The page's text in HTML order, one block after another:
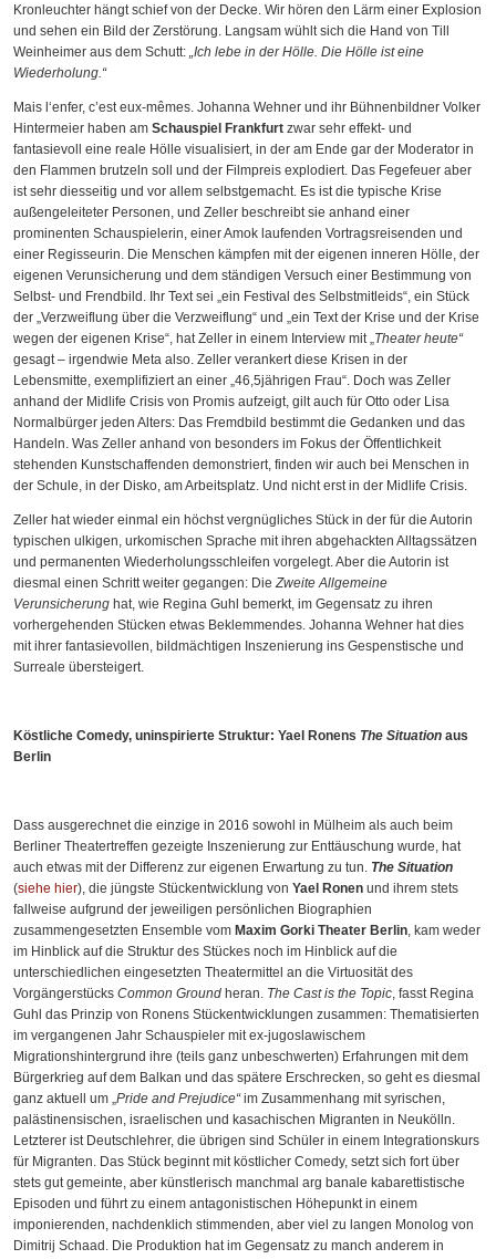
Kronleuchter hängt schief von der Decke. Wir hören den Lärm einer Explosion
und sehen ein Bild der Zerstörung. Langsam wühlt sich die Hand von Till
Weinheimer aus dem Schutt: „Ich lebe in der Hölle. Die Hölle ist eine
Wiederholung.“
Mais l‘enfer, c’est eux-mêmes. Johanna Wehner und ihr Bühnenbildner Volker
Hintermeier haben am Schauspiel Frankfurt zwar sehr effekt- und
fantasievoll eine reale Hölle visualisiert, in der am Ende gar der Moderator in
den Flammen brutzeln soll und der Filmpreis explodiert. Das Fegefeuer aber
ist sehr diesseitig und vor allem selbstgemacht. Es ist die typische Krise
außengeleiteter Personen, und Zeller beschreibt sie anhand einer
prominenten Schauspielerin, einer Amok laufenden Vortragsreisenden und
einer Regisseurin. Die Menschen kämpfen mit der eigenen inneren Hölle, der
eigenen Verunsicherung und dem ständigen Versuch einer Bestimmung von
Selbst- und Frendbild. Ihr Text sei „ein Festival des Selbstmitleids“, ein Stück
der „Verzweiflung über die Verzweiflung“ und „ein Text der Krise und der Krise
wegen der eigenen Krise“, hat Zeller in einem Interview mit „ Theater heute“
gesagt – irgendwie Meta also. Zeller verankert diese Krisen in der
Lebensmitte, exemplifiziert an einer „46,5jährigen Frau“. Doch was Zeller
anhand der Midlife Crisis von Promis aufzeigt, gilt auch für Otto oder Lisa
Normalbürger jeden Alters: Das Fremdbild bestimmt die Gedanken und das
Handeln. Was Zeller anhand von besonders im Fokus der Öffentlichkeit
stehenden Kunstschaffenden demonstriert, finden wir auch bei Menschen in
der Schule, in der Disko, am Arbeitsplatz. Und nicht erst in der Midlife Crisis.
Zeller hat wieder einmal ein höchst vergnügliches Stück in der für die Autorin
typischen ulkigen, urkomischen Sprache mit ihren abgehackten Alltagssätzen
und permanenten Wiederholungsschleifen vorgelegt. Aber die Autorin ist
diesmal einen Schritt weiter gegangen: Die Zweite Allgemeine
Verunsicherung hat, wie Regina Guhl bemerkt, im Gegensatz zu ihren
vorhergehenden Stücken etwas Beklemmendes. Johanna Wehner hat dies
mit ihrer fantasievollen, bildmächtigen Inszenierung ins Gespenstische und
Surreale übersteigert.
Köstliche Comedy, uninspirierte Struktur: Yael Ronens The Situation aus
Berlin
Dass ausgerechnet die einzige in 2016 sowohl in Mülheim als auch beim
Berliner Theatertreffen gezeigte Inszenierung zur Enttäuschung wurde, hat
auch etwas mit der Differenz zur eigenen Erwartung zu tun. The Situation
(siehe hier), die jüngste Stückentwicklung von Yael Ronen und ihrem stets
fallweise aufgrund der jeweiligen persönlichen Biographien
zusammengesetzten Ensemble vom Maxim Gorki Theater Berlin , kam weder
im Hinblick auf die Struktur des Stückes noch im Hinblick auf die
unterschiedlichen eingesetzten Theatermittel an die Virtuosität des
Vorgängerstücks Common Ground heran. The Cast is the Topic , fasst Regina
Guhl das Prinzip von Ronens Stückentwicklungen zusammen: Thematisierten
im vergangenen Jahr Schauspieler mit ex-jugoslawischem
Migrationshintergrund ihre (teils ganz unbeschwerten) Erfahrungen mit dem
Bürgerkrieg auf dem Balkan und das spätere Erschrecken, so geht es diesmal
ganz aktuell um „ Pride and Prejudice“im Zusammenhang mit syrischen,
palästinensischen, israelischen und kasachischen Migranten in Neukölln.
Letzterer ist Deutschlehrer, die übrigen sind Schüler in einem Integrationskurs
für Migranten. Das Stück beginnt mit köstlicher Comedy, setzt sich fort über
stets gut gemeinte, aber künstlerisch manchmal arg banale kabarettistische
Episoden und führt zu einem antagonistischen Höhepunkt in einem
imponierenden, nachdenklich stimmenden, aber viel zu langen Monolog von
Dimitrij Schaad. Die Produktion hat im Gegensatz zu manch anderem in